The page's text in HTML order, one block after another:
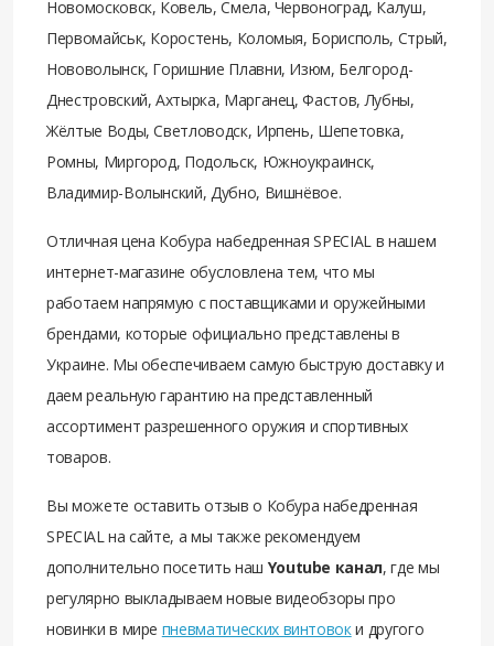
Новомосковск, Ковель, Смела, Червоноград, Калуш,
Первомайськ, Коростень, Коломыя, Борисполь, Стрый,
Нововолынск, Горишние Плавни, Изюм, Белгород-
Днестровский, Ахтырка, Марганец, Фастов, Лубны,
Жёлтые Воды, Светловодск, Ирпень, Шепетовка,
Ромны, Миргород, Подольск, Южноукраинск,
Владимир-Волынский, Дубно, Вишнёвое.
Отличная цена Кобура набедренная SPECIAL в нашем
интернет-магазине обусловлена тем, что мы
работаем напрямую с поставщиками и оружейными
брендами, которые официально представлены в
Украине. Мы обеспечиваем самую быструю доставку и
даем реальную гарантию на представленный
ассортимент разрешенного оружия и спортивных
товаров.
Вы можете оставить отзыв о Кобура набедренная
SPECIAL на сайте, а мы также рекомендуем
дополнительно посетить наш Youtube канал, где мы
регулярно выкладываем новые видеобзоры про
новинки в мире пневматических винтовоки другого